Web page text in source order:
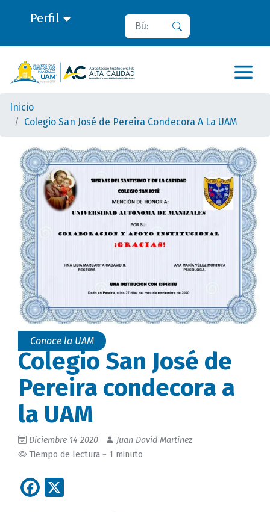
Perfil Buscar
Inicio
Colegio San José de Pereira Condecora A La UAM
Conoce la UAM
Colegio San José de
Pereira condecora a
la UAM
Diciembre 14 2020
Juan David Martinez
Tiempo de lectura ~ 1 minuto
Facebook